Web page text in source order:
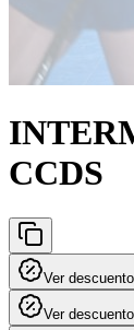
CCDS
Ver
Ver